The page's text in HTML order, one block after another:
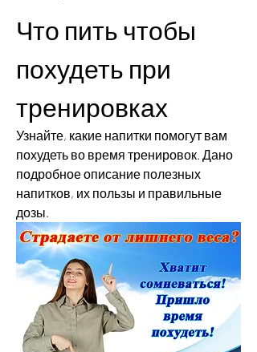
Что пить чтобы
похудеть при
тренировках
Узнайте, какие напитки помогут вам
похудеть во время тренировок. Дано
подробное описание полезных
напитков, их пользы и правильные
дозы.